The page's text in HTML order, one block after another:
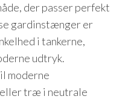
der passer perfekt
gardinstænger er
i tankerne,
udtryk.
moderne
træ i neutrale